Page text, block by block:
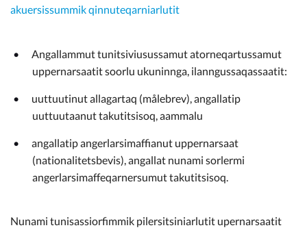
akuersissummik qinnuteqarniarlutit
Angallammut tunitsiviusussamut atorneqartussamut
uppernarsaatit soorlu ukuninnga, ilanngussaqassaatit:
uuttuutinut allagartaq (målebrev), angallatip
uuttuutaanut takutitsisoq, aammalu
angallatip angerlarsimaffianut uppernarsaat
(nationalitetsbevis), angallat nunami sorlermi
angerlarsimaffeqarnersumut takutitsisoq.
Nunami tunisassiorfimmik pilersitsiniarlutit upernarsaatit